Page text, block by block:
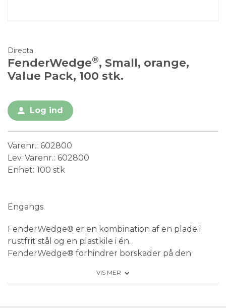
Directa
FenderWedge®, Small, orange,
Value Pack, 100 stk.
Log ind
Varenr. 602800
Lev. Varenr. 602800
Enhet 100 stk
Engangs.
FenderWedge® er en kombination af en plade i
rustfrit stål og en plastkile i én.
FenderWedge® forhindrer borskader på den
under præparationen til klasse II-fyldninger.
VIS MER